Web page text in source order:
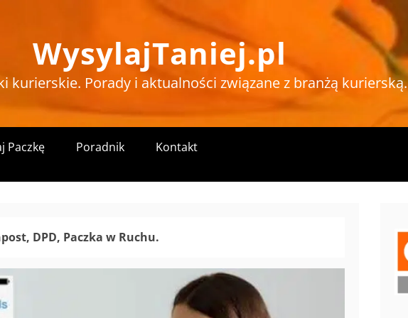
WysylajTaniej.pl
kurierskie. Porady i aktualności związane z branżą kurierską.
Paczkę Poradnik Kontakt
DPD, Paczka w Ruchu.